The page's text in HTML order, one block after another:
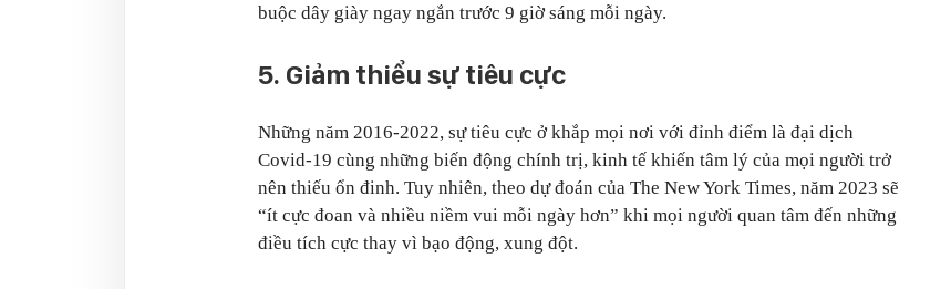
buộc dây giày ngay ngắn trước 9 giờ sáng mỗi ngày.
5. Giảm thiểu sự tiêu cực
Những năm 2016-2022, sự tiêu cực ở khắp mọi nơi với đỉnh điểm là đại dịch
Covid-19 cùng những biến động chính trị, kinh tế khiến tâm lý của mọi người trở
nên thiếu ổn đinh. Tuy nhiên, theo dự đoán của The New York Times, năm 2023 sẽ
“ít cực đoan và nhiều niềm vui mỗi ngày hơn” khi mọi người quan tâm đến những
điều tích cực thay vì bạo động, xung đột.